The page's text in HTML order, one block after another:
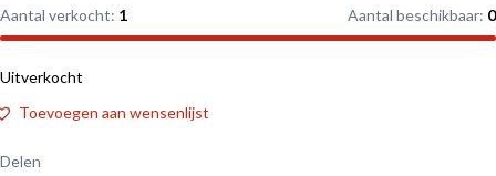
Aantal verkocht: 1 Aantal beschikbaar: 0
Uitverkocht
Toevoegen aan wensenlijst
Delen